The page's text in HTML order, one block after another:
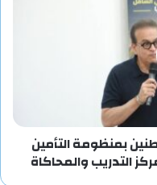
بمنظومة التأمين
التدريب والمحاكاة